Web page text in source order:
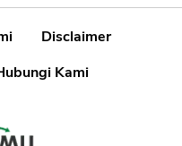
Disclaimer
Kami